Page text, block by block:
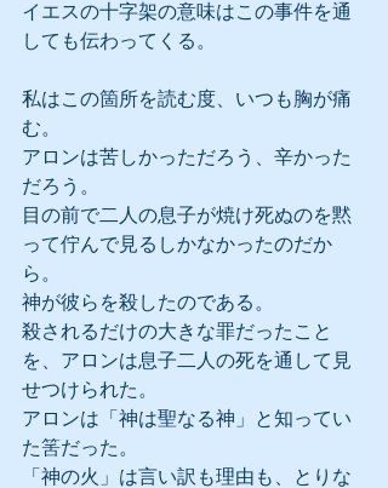
イエスの十字架の意味はこの事件を通
しても伝わってくる。
私はこの箇所を読む度、いつも胸が痛
む。
アロンは苦しかっただろう、辛かった
だろう。
目の前で二人の息子が焼け死ぬのを黙
って佇んで見るしかなかったのだか
ら。
神が彼らを殺したのである。
殺されるだけの大きな罪だったこと
を、アロンは息子二人の死を通して見
せつけられた。
アロンは「神は聖なる神」と知ってい
た筈だった。
「神の火」は言い訳も理由も、とりな